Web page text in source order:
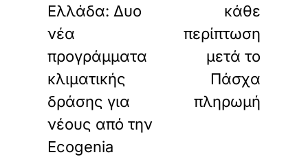
Ελλάδα: Δυο
νέα
προγράμματα
κλιματικής
δράσης για
νέους από την
Ecogenia
κάθε
περίπτωση
μετά το
Πάσχα
πληρωμή